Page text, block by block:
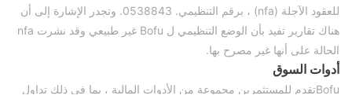
للعقود الآجلة (nfa) ، برقم التنظيمي. 0538843. وتجدر الإشارة إلى أن
هناك تقارير تفيد بأن الوضع التنظيمي ل Bofu غير طبيعي وقد نشرت nfa
الحالة على أنها غير مصرح بها.
أدوات السوق
Bofuتقدم للمستثمرين مجموعة من الأدوات المالية ، بما في ذلك تداول